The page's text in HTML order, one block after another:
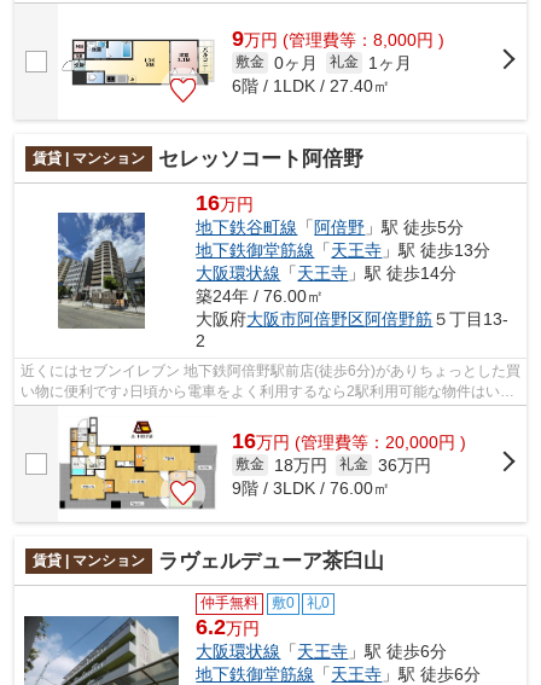
9万円 (管理費等：8,000円 )
敷金 0ヶ月 礼金
1ヶ月
6階 / 1LDK / 27.40㎡
賃貸 | マンション セレッソコート阿倍野
16万円
地下鉄谷町線 「 阿倍野 」駅 徒歩5分
地下鉄御堂筋線 「天王寺 」駅 徒歩13分
大阪環状線 「天王寺 」駅 徒歩14分
築24年 / 76.00㎡
大阪府大阪市阿倍野区阿倍野筋５丁目13-
2
近くにはセブンイレブン 地下鉄阿倍野駅前店(徒歩6分)がありちょっとした買
い物に便利です♪日頃から電車をよく利用するなら2駅利用可能な物件はいか
16万円 (管理費等：20,000円 )
敷金 18万円 礼金 36万円
9階 / 3LDK / 76.00㎡
賃貸 | マンション ラヴェルデューア茶臼山
仲手無料 敷0 礼0
6.2万円
大阪環状線 「天王寺 」駅 徒歩6分
地下鉄御堂筋線 「天王寺 」駅 徒歩6分